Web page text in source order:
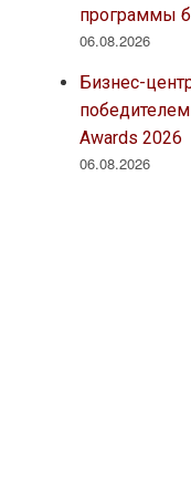
программы
06.08.2026
Бизнес-
Awards 2026
06.08.2026